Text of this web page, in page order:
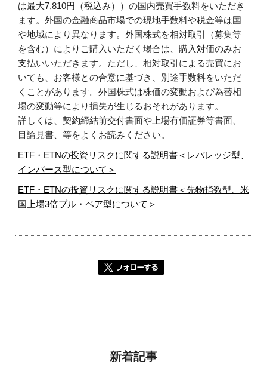
は最大7,810円（税込み））の国内売買手数料をいただき
ます。外国の金融商品市場での現地手数料や税金等は国
や地域により異なります。外国株式を相対取引（募集等
を含む）によりご購入いただく場合は、購入対価のみお
支払いいただきます。ただし、相対取引による売買にお
いても、お客様との合意に基づき、別途手数料をいただ
くことがあります。外国株式は株価の変動および為替相
場の変動等により損失が生じるおそれがあります。
詳しくは、契約締結前交付書面や上場有価証券等書面、
目論見書、等をよくお読みください。
ETF・ETNの投資リスクに関する説明書＜レバレッジ型、
インバース型について＞
ETF・ETNの投資リスクに関する説明書＜先物指数型、米
国上場3倍ブル・ベア型について＞
新着記事